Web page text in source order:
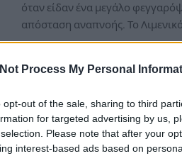
Process My Personal
opt-out of the sale, sharing to third
for targeted advertising by us,
Please note that after your
interest-based ads based on
όταν είδαν ένα μεγάλο
απόσταση αναπνοής. Το